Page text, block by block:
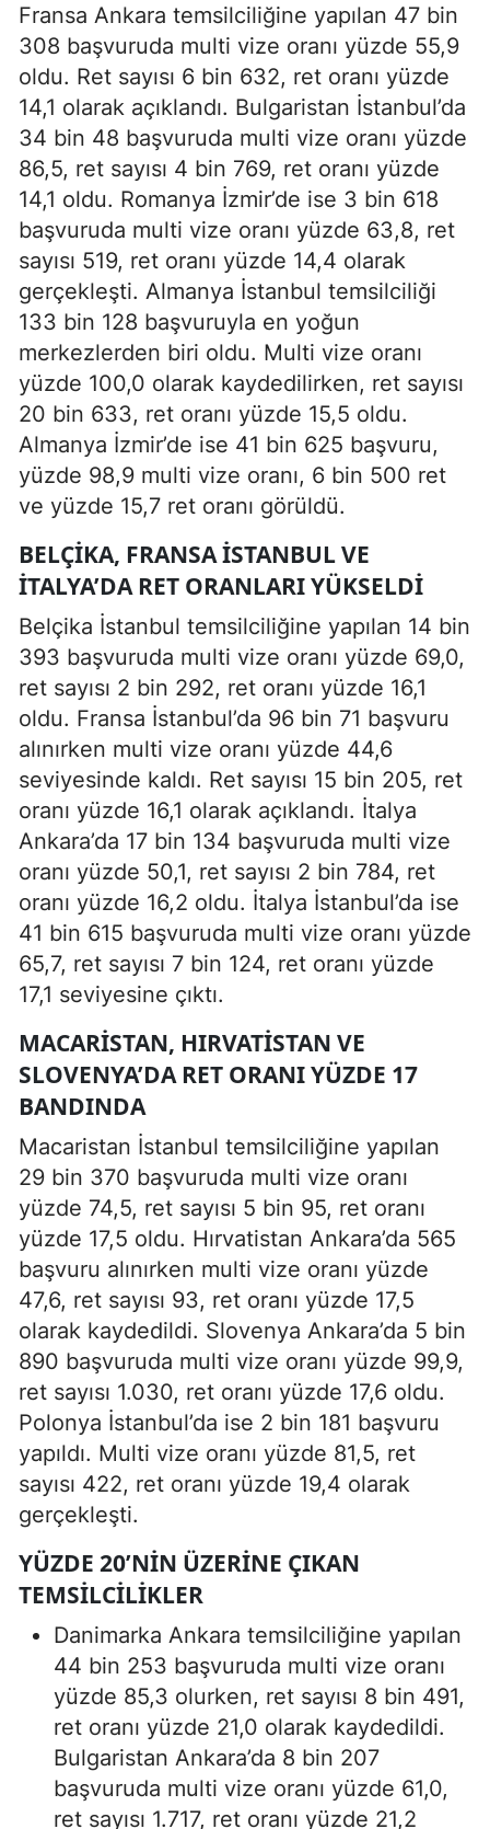
Fransa Ankara temsilciliğine yapılan 47 bin
308 başvuruda multi vize oranı yüzde 55,9
oldu. Ret sayısı 6 bin 632, ret oranı yüzde
14,1 olarak açıklandı. Bulgaristan İstanbul’da
34 bin 48 başvuruda multi vize oranı yüzde
86,5, ret sayısı 4 bin 769, ret oranı yüzde
14,1 oldu. Romanya İzmir’de ise 3 bin 618
başvuruda multi vize oranı yüzde 63,8, ret
sayısı 519, ret oranı yüzde 14,4 olarak
gerçekleşti. Almanya İstanbul temsilciliği
133 bin 128 başvuruyla en yoğun
merkezlerden biri oldu. Multi vize oranı
yüzde 100,0 olarak kaydedilirken, ret sayısı
20 bin 633, ret oranı yüzde 15,5 oldu.
Almanya İzmir’de ise 41 bin 625 başvuru,
yüzde 98,9 multi vize oranı, 6 bin 500 ret
ve yüzde 15,7 ret oranı görüldü.
BELÇIKA, FRANSA İSTANBUL VE
İTALYA’DA RET ORANLARI YÜKSELDI
Belçika İstanbul temsilciliğine yapılan 14 bin
393 başvuruda multi vize oranı yüzde 69,0,
ret sayısı 2 bin 292, ret oranı yüzde 16,1
oldu. Fransa İstanbul’da 96 bin 71 başvuru
alınırken multi vize oranı yüzde 44,6
seviyesinde kaldı. Ret sayısı 15 bin 205, ret
oranı yüzde 16,1 olarak açıklandı. İtalya
Ankara’da 17 bin 134 başvuruda multi vize
oranı yüzde 50,1, ret sayısı 2 bin 784, ret
oranı yüzde 16,2 oldu. İtalya İstanbul’da ise
41 bin 615 başvuruda multi vize oranı yüzde
65,7, ret sayısı 7 bin 124, ret oranı yüzde
17,1 seviyesine çıktı.
MACARISTAN, HIRVATISTAN VE
SLOVENYA’DA RET ORANI YÜZDE 17
BANDINDA
Macaristan İstanbul temsilciliğine yapılan
29 bin 370 başvuruda multi vize oranı
yüzde 74,5, ret sayısı 5 bin 95, ret oranı
yüzde 17,5 oldu. Hırvatistan Ankara’da 565
başvuru alınırken multi vize oranı yüzde
47,6, ret sayısı 93, ret oranı yüzde 17,5
olarak kaydedildi. Slovenya Ankara’da 5 bin
890 başvuruda multi vize oranı yüzde 99,9,
ret sayısı 1.030, ret oranı yüzde 17,6 oldu.
Polonya İstanbul’da ise 2 bin 181 başvuru
yapıldı. Multi vize oranı yüzde 81,5, ret
sayısı 422, ret oranı yüzde 19,4 olarak
gerçekleşti.
YÜZDE 20’NIN ÜZERINE ÇIKAN
TEMSILCILIKLER
Danimarka Ankara temsilciliğine yapılan
44 bin 253 başvuruda multi vize oranı
yüzde 85,3 olurken, ret sayısı 8 bin 491,
ret oranı yüzde 21,0 olarak kaydedildi.
Bulgaristan Ankara’da 8 bin 207
başvuruda multi vize oranı yüzde 61,0,
ret sayısı 1.717, ret oranı yüzde 21,2